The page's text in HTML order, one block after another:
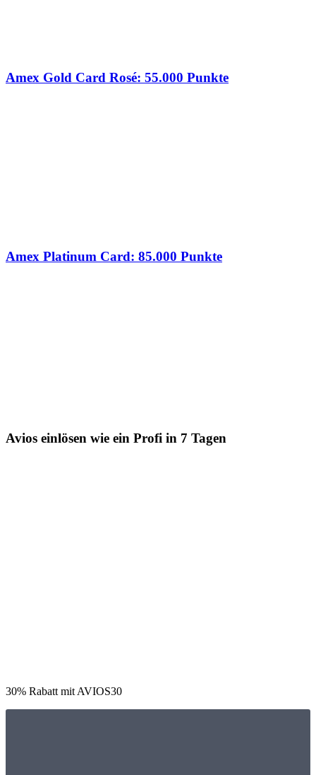
Amex Gold Card Rosé: 55.000 Punkte
Amex Platinum Card: 85.000 Punkte
Avios einlösen wie ein Profi in 7 Tagen
30% Rabatt mit AVIOS30